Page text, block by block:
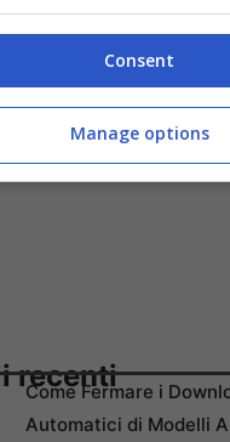
recenti
Come Fermare i
Automatici di Modelli
Consent
Manage options